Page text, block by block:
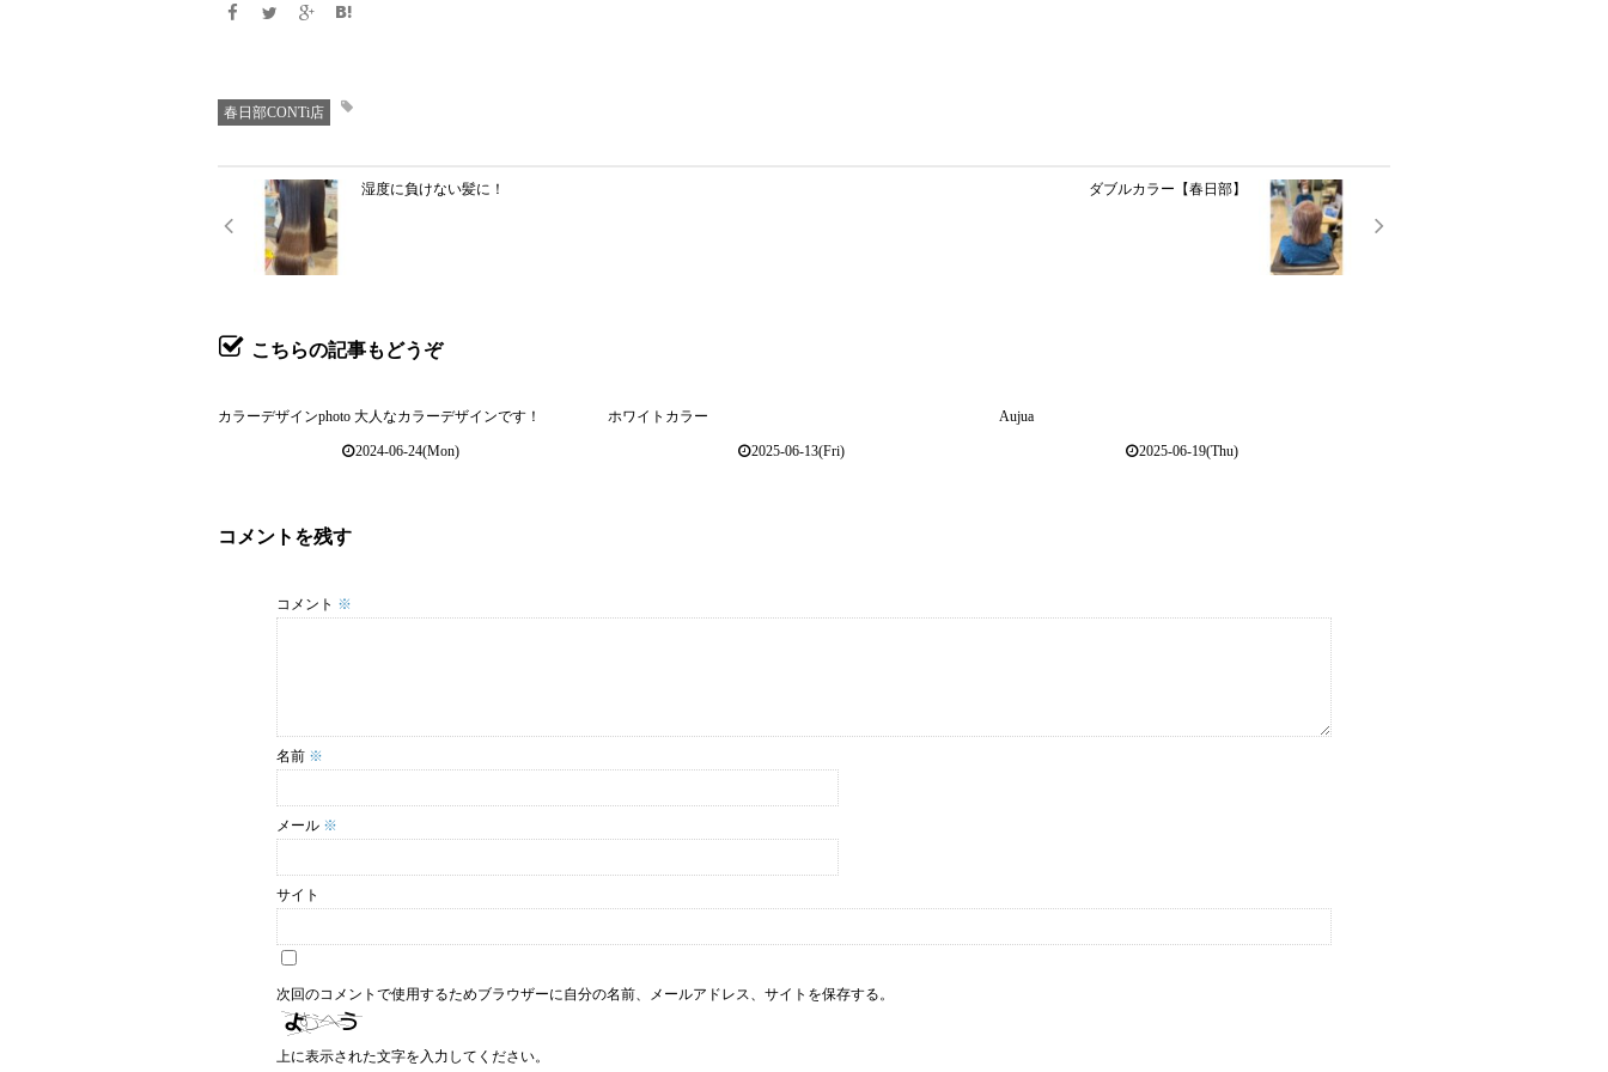
春日部CONTi店
湿度に負けない髪に！ ダブルカラー【春日部】
こちらの記事もどうぞ
カラーデザインphoto 大人なカラーデザインです！
2024-06-24(Mon)
ホワイトカラー
2025-06-13(Fri)
Aujua
2025-06-19(Thu)
コメントを残す
コメント ※
名前 ※
メール ※
サイト
次回のコメントで使用するためブラウザーに自分の名前、メールアドレス、サイトを保存する。
上に表示された文字を入力してください。